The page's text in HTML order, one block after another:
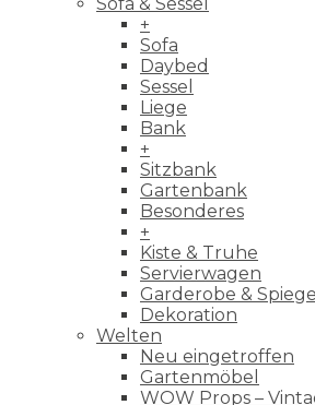
+
Sofa
Daybed
Sessel
Liege
Bank
+
Sitzbank
Gartenbank
Besonderes
+
Kiste & Truhe
Servierwagen
Garderobe & Spiegel
Dekoration
Welten
Neu eingetroffen
Gartenmöbel
WOW Props –